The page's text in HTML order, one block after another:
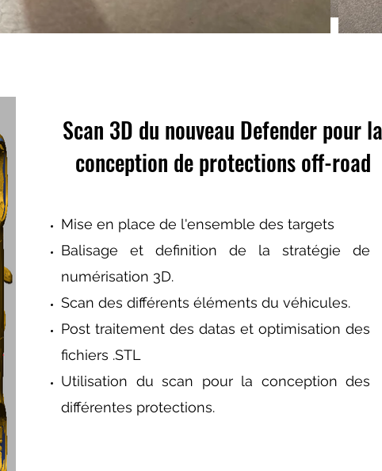
Scan 3D du nouveau Defender pour la
conception de protections off-road
Mise en place de l'ensemble des targets
Balisage et definition de la stratégie de
numérisation 3D.
Scan des différents éléments du véhicules.
Post traitement des datas et optimisation des
fichiers .STL
Utilisation du scan pour la conception des
différentes protections.